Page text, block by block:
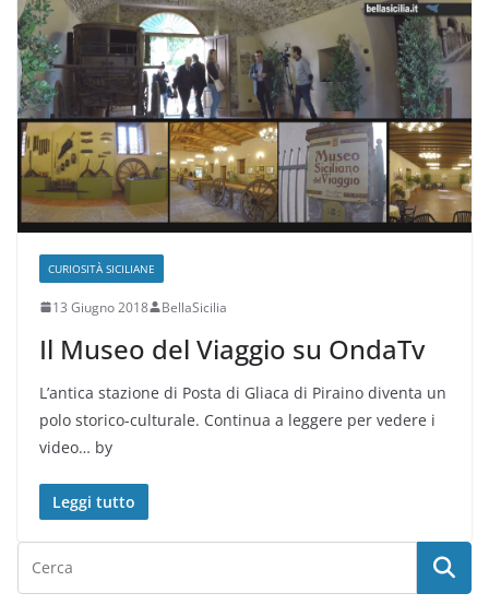
CURIOSITÀ SICILIANE
13 Giugno 2018 BellaSicilia
Il Museo del Viaggio su OndaTv
L’antica stazione di Posta di Gliaca di Piraino diventa un
polo storico-culturale. Continua a leggere per vedere i
video… by
Leggi tutto